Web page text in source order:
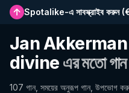
Spotalike-এ সাবস্ক্রাইব করুন(
Jan Akkerman
divine এর মতো গান
107 গান, সময়ের অনুরূপ গান, উপভোগ